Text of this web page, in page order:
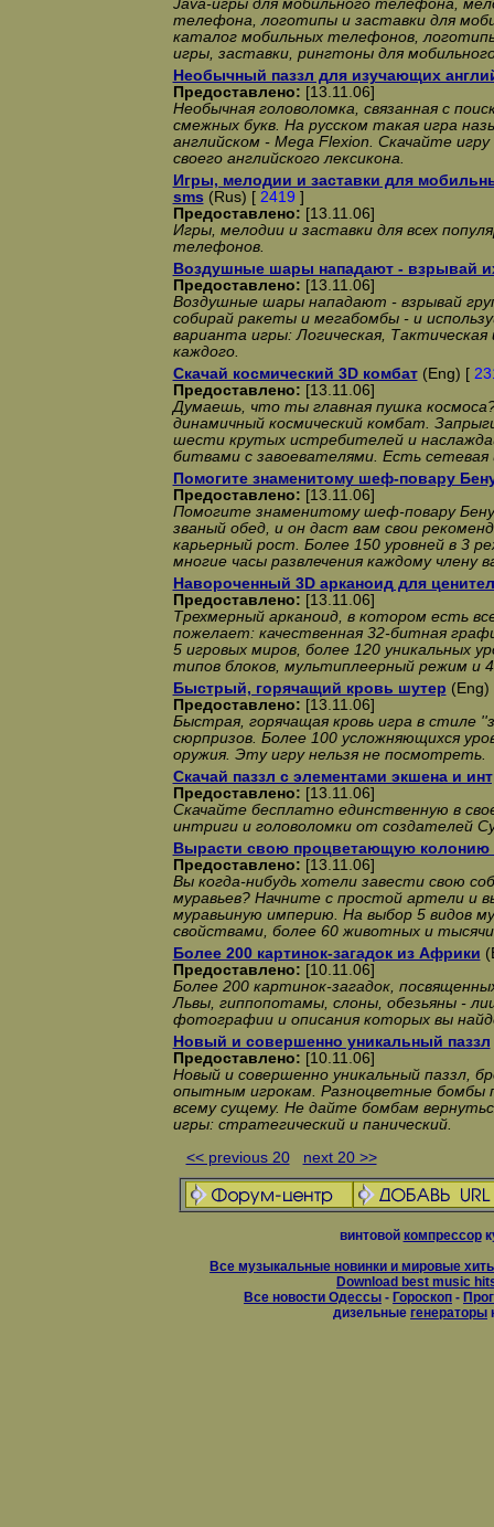
Java-игры для мобильного телефона,
телефона, логотипы и заставки для
каталог мобильных телефонов,
игры, заставки, рингтоны для
Необычный паззл для изучающих
Предоставлено: [13.11.06]
Необычная головоломка, связанная с
смежных букв. На русском такая игра
английском - Mega Flexion. Скачайте
своего английского лексикона.
Игры, мелодии и заставки для
sms (Rus) [ 2419 ]
Предоставлено: [13.11.06]
Игры, мелодии и заставки для всех
телефонов.
Воздушные шары нападают - взрывай
Предоставлено: [13.11.06]
Воздушные шары нападают - взрывай
собирай ракеты и мегабомбы - и
варианта игры: Логическая,
каждого.
Скачай космический 3D комбат(Eng) [
Предоставлено: [13.11.06]
Думаешь, что ты главная пушка
динамичный космический комбат.
шести крутых истребителей и
битвами с завоевателями. Есть сетевая
Помогите знаменитому шеф-повару
Предоставлено: [13.11.06]
Помогите знаменитому шеф-повару
званый обед, и он даст вам свои
карьерный рост. Более 150 уровней в 3
многие часы развлечения каждому члену
Навороченный 3D арканоид для
Предоставлено: [13.11.06]
Трехмерный арканоид, в котором есть
пожелает: качественная 32-битная
5 игровых миров, более 120 уникальных
типов блоков, мультиплеерный режим и
Быстрый, горячащий кровь шутер
Предоставлено: [13.11.06]
Быстрая, горячащая кровь игра в стиле
сюрпризов. Более 100 усложняющихся
оружия. Эту игру нельзя не посмотреть.
Скачай паззл с элементами экшена и
Предоставлено: [13.11.06]
Скачайте бесплатно единственную в
интриги и головоломки от создателей
Вырасти свою процветающую колонию
Предоставлено: [13.11.06]
Вы когда-нибудь хотели завести свою
муравьев? Начните с простой артели и
муравьиную империю. На выбор 5 видов
свойствами, более 60 животных и
Более 200 картинок-загадок из Африки
Предоставлено: [10.11.06]
Более 200 картинок-загадок,
Львы, гиппопотамы, слоны, обезьяны -
фотографии и описания которых вы
Новый и совершенно уникальный паззл
Предоставлено: [10.11.06]
Новый и совершенно уникальный паззл,
опытным игрокам. Разноцветные бомбы
всему сущему. Не дайте бомбам
игры: стратегический и панический.
<< previous 20
next 20 >>
винтовой компрессор
Все музыкальные новинки и мировые
Download best music
Все новости Одессы - Гороскоп -
дизельные генераторы